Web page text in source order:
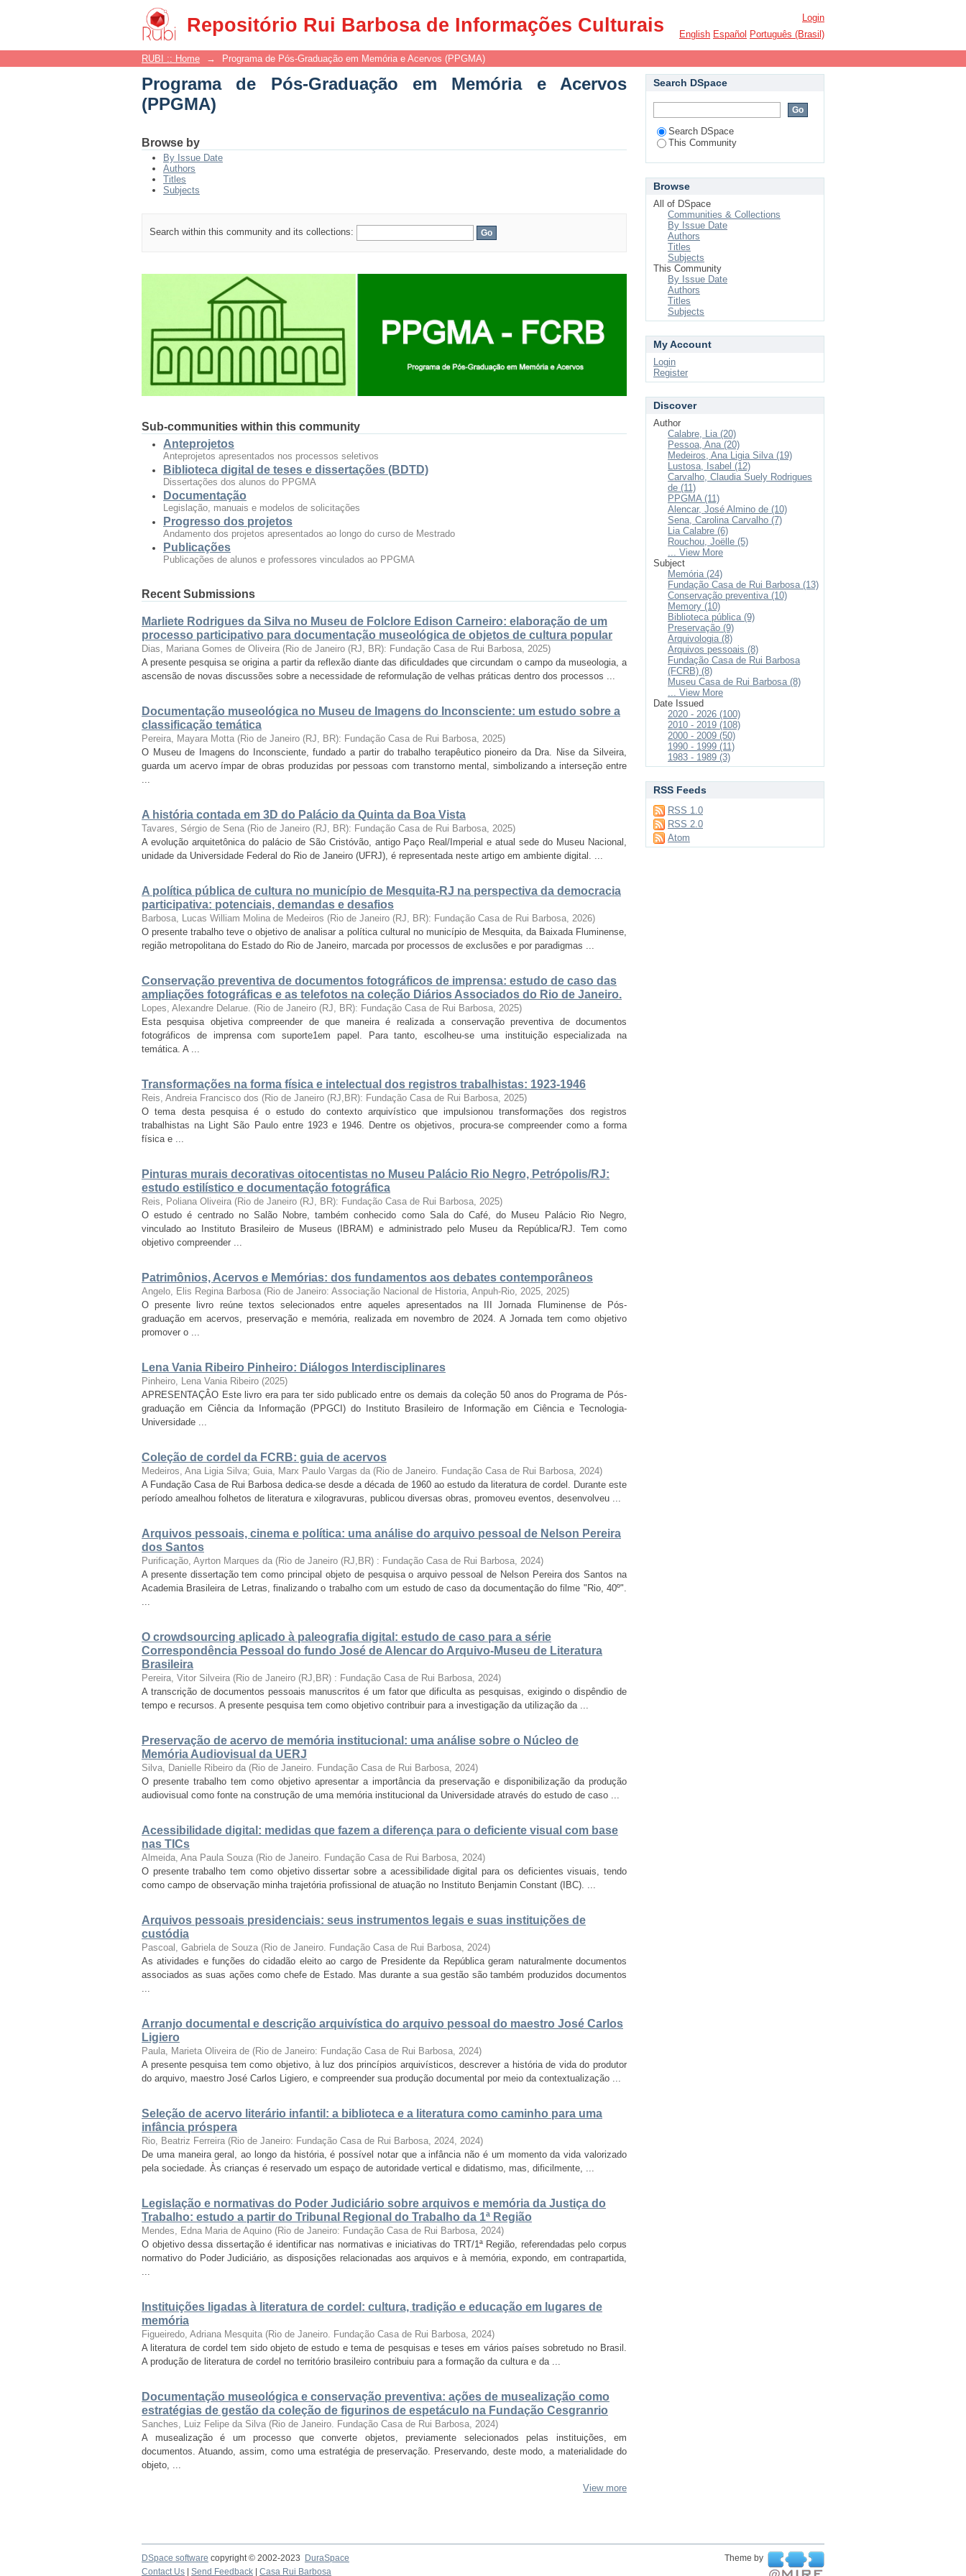
Repositório Rui Barbosa de Informações Culturais
Programa de Pós-Graduação em Memória e Acervos (PPGMA)
Login
English Español Português (Brasil)
RUBI :: Home → Programa de Pós-Graduação em Memória e Acervos (PPGMA)
Programa de Pós-Graduação em Memória e Acervos
(PPGMA)
Browse by
By Issue Date
Authors
Titles
Subjects
Search within this community and its collections:
Sub-communities within this community
Anteprojetos
Anteprojetos apresentados nos processos seletivos
Biblioteca digital de teses e dissertações (BDTD)
Dissertações dos alunos do PPGMA
Documentação
Legislação, manuais e modelos de solicitações
Progresso dos projetos
Andamento dos projetos apresentados ao longo do curso de Mestrado
Publicações
Publicações de alunos e professores vinculados ao PPGMA
Recent Submissions
Marliete Rodrigues da Silva no Museu de Folclore Edison Carneiro: elaboração de um
processo participativo para documentação museológica de objetos de cultura popular
Dias, Mariana Gomes de Oliveira (Rio de Janeiro (RJ, BR): Fundação Casa de Rui Barbosa 2025)
A presente pesquisa se origina a partir da reflexão diante das dificuldades que circundam o campo da museologia, a
ascensão de novas discussões sobre a necessidade de reformulação de velhas práticas dentro dos processos ...
Documentação museológica no Museu de Imagens do Inconsciente: um estudo sobre a
classificação temática
Pereira, Mayara Motta (Rio de Janeiro (RJ, BR): Fundação Casa de Rui Barbosa 2025)
O Museu de Imagens do Inconsciente, fundado a partir do trabalho terapêutico pioneiro da Dra. Nise da Silveira,
guarda um acervo ímpar de obras produzidas por pessoas com transtorno mental, simbolizando a interseção entre
A história contada em 3D do Palácio da Quinta da Boa Vista
Tavares, Sérgio de Sena (Rio de Janeiro (RJ, BR): Fundação Casa de Rui Barbosa 2025)
A evolução arquitetônica do palácio de São Cristóvão, antigo Paço Real/Imperial e atual sede do Museu Nacional,
unidade da Universidade Federal do Rio de Janeiro (UFRJ), é representada neste artigo em ambiente digital. ...
A política pública de cultura no município de Mesquita-RJ na perspectiva da democracia
participativa: potenciais, demandas e desafios
Barbosa, Lucas William Molina de Medeiros (Rio de Janeiro (RJ, BR): Fundação Casa de Rui Barbosa 2026)
O presente trabalho teve o objetivo de analisar a política cultural no município de Mesquita, da Baixada Fluminense,
região metropolitana do Estado do Rio de Janeiro, marcada por processos de exclusões e por paradigmas ...
Conservação preventiva de documentos fotográficos de imprensa: estudo de caso das
ampliações fotográficas e as telefotos na coleção Diários Associados do Rio de Janeiro.
Lopes, Alexandre Delarue. (Rio de Janeiro (RJ, BR): Fundação Casa de Rui Barbosa 2025)
Esta pesquisa objetiva compreender de que maneira é realizada a conservação preventiva de documentos
fotográficos de imprensa com suporte1em papel. Para tanto, escolheu-se uma instituição especializada na
temática. A ...
Transformações na forma física e intelectual dos registros trabalhistas: 1923-1946
Reis, Andreia Francisco dos (Rio de Janeiro (RJ,BR): Fundação Casa de Rui Barbosa 2025)
O tema desta pesquisa é o estudo do contexto arquivístico que impulsionou transformações dos registros
trabalhistas na Light São Paulo entre 1923 e 1946. Dentre os objetivos, procura-se compreender como a forma
física e ...
Pinturas murais decorativas oitocentistas no Museu Palácio Rio Negro, Petrópolis/RJ:
estudo estilístico e documentação fotográfica
Reis, Poliana Oliveira (Rio de Janeiro (RJ, BR): Fundação Casa de Rui Barbosa 2025)
O estudo é centrado no Salão Nobre, também conhecido como Sala do Café, do Museu Palácio Rio Negro,
vinculado ao Instituto Brasileiro de Museus (IBRAM) e administrado pelo Museu da República/RJ. Tem como
objetivo compreender ...
Patrimônios, Acervos e Memórias: dos fundamentos aos debates contemporâneos
Angelo, Elis Regina Barbosa (Rio de Janeiro: Associação Nacional de Historia, Anpuh-Rio, 2025 2025)
O presente livro reúne textos selecionados entre aqueles apresentados na III Jornada Fluminense de Pós-
graduação em acervos, preservação e memória, realizada em novembro de 2024. A Jornada tem como objetivo
promover o ...
Lena Vania Ribeiro Pinheiro: Diálogos Interdisciplinares
Pinheiro, Lena Vania Ribeiro (2025)
APRESENTAÇÂO Este livro era para ter sido publicado entre os demais da coleção 50 anos do Programa de Pós-
graduação em Ciência da Informação (PPGCI) do Instituto Brasileiro de Informação em Ciência e Tecnologia-
Universidade ...
Coleção de cordel da FCRB: guia de acervos
Medeiros, Ana Ligia Silva; Guia, Marx Paulo Vargas da (Rio de Janeiro. Fundação Casa de Rui Barbosa 2024)
A Fundação Casa de Rui Barbosa dedica-se desde a década de 1960 ao estudo da literatura de cordel. Durante este
período amealhou folhetos de literatura e xilogravuras, publicou diversas obras, promoveu eventos, desenvolveu ...
Arquivos pessoais, cinema e política: uma análise do arquivo pessoal de Nelson Pereira
dos Santos
Purificação, Ayrton Marques da (Rio de Janeiro (RJ,BR) : Fundação Casa de Rui Barbosa 2024)
A presente dissertação tem como principal objeto de pesquisa o arquivo pessoal de Nelson Pereira dos Santos na
Academia Brasileira de Letras, finalizando o trabalho com um estudo de caso da documentação do filme "Rio, 40º".
O crowdsourcing aplicado à paleografia digital: estudo de caso para a série
Correspondência Pessoal do fundo José de Alencar do Arquivo-Museu de Literatura
Brasileira
Pereira, Vitor Silveira (Rio de Janeiro (RJ,BR) : Fundação Casa de Rui Barbosa 2024)
A transcrição de documentos pessoais manuscritos é um fator que dificulta as pesquisas, exigindo o dispêndio de
tempo e recursos. A presente pesquisa tem como objetivo contribuir para a investigação da utilização da ...
Preservação de acervo de memória institucional: uma análise sobre o Núcleo de
Memória Audiovisual da UERJ
Silva, Danielle Ribeiro da (Rio de Janeiro. Fundação Casa de Rui Barbosa 2024)
O presente trabalho tem como objetivo apresentar a importância da preservação e disponibilização da produção
audiovisual como fonte na construção de uma memória institucional da Universidade através do estudo de caso ...
Acessibilidade digital: medidas que fazem a diferença para o deficiente visual com base
nas TICs
Almeida, Ana Paula Souza (Rio de Janeiro. Fundação Casa de Rui Barbosa 2024)
O presente trabalho tem como objetivo dissertar sobre a acessibilidade digital para os deficientes visuais, tendo
como campo de observação minha trajetória profissional de atuação no Instituto Benjamin Constant (IBC). ...
Arquivos pessoais presidenciais: seus instrumentos legais e suas instituições de
custódia
Pascoal, Gabriela de Souza (Rio de Janeiro. Fundação Casa de Rui Barbosa 2024)
As atividades e funções do cidadão eleito ao cargo de Presidente da República geram naturalmente documentos
associados as suas ações como chefe de Estado. Mas durante a sua gestão são também produzidos documentos
Arranjo documental e descrição arquivística do arquivo pessoal do maestro José Carlos
Ligiero
Paula, Marieta Oliveira de (Rio de Janeiro: Fundação Casa de Rui Barbosa 2024)
A presente pesquisa tem como objetivo, à luz dos princípios arquivísticos, descrever a história de vida do produtor
do arquivo, maestro José Carlos Ligiero, e compreender sua produção documental por meio da contextualização ...
Seleção de acervo literário infantil: a biblioteca e a literatura como caminho para uma
infância próspera
Rio, Beatriz Ferreira (Rio de Janeiro: Fundação Casa de Rui Barbosa, 2024 2024)
De uma maneira geral, ao longo da história, é possível notar que a infância não é um momento da vida valorizado
pela sociedade. Às crianças é reservado um espaço de autoridade vertical e didatismo, mas, dificilmente, ...
Legislação e normativas do Poder Judiciário sobre arquivos e memória da Justiça do
Trabalho: estudo a partir do Tribunal Regional do Trabalho da 1ª Região
Mendes, Edna Maria de Aquino (Rio de Janeiro: Fundação Casa de Rui Barbosa 2024)
O objetivo dessa dissertação é identificar nas normativas e iniciativas do TRT/1ª Região, referendadas pelo corpus
normativo do Poder Judiciário, as disposições relacionadas aos arquivos e à memória, expondo, em contrapartida,
Instituições ligadas à literatura de cordel: cultura, tradição e educação em lugares de
memória
Figueiredo, Adriana Mesquita (Rio de Janeiro. Fundação Casa de Rui Barbosa 2024)
A literatura de cordel tem sido objeto de estudo e tema de pesquisas e teses em vários países sobretudo no Brasil.
A produção de literatura de cordel no território brasileiro contribuiu para a formação da cultura e da ...
Documentação museológica e conservação preventiva: ações de musealização como
estratégias de gestão da coleção de figurinos de espetáculo na Fundação Cesgranrio
Sanches, Luiz Felipe da Silva (Rio de Janeiro. Fundação Casa de Rui Barbosa 2024)
A musealização é um processo que converte objetos, previamente selecionados pelas instituições, em
documentos. Atuando, assim, como uma estratégia de preservação. Preservando, deste modo, a materialidade do
objeto, ...
View more
Search DSpace
Search DSpace
This Community
Browse
All of DSpace
Communities & Collections
By Issue Date
Authors
Titles
Subjects
This Community
By Issue Date
Authors
Titles
Subjects
My Account
Login
Register
Discover
Author
Calabre, Lia (20)
Pessoa, Ana (20)
Medeiros, Ana Ligia Silva (19)
Lustosa, Isabel (12)
Carvalho, Claudia Suely Rodrigues
de (11)
PPGMA (11)
Alencar, José Almino de (10)
Sena, Carolina Carvalho (7)
Lia Calabre (6)
Rouchou, Joëlle (5)
... View More
Subject
Memória (24)
Fundação Casa de Rui Barbosa (13)
Conservação preventiva (10)
Memory (10)
Biblioteca pública (9)
Preservação (9)
Arquivologia (8)
Arquivos pessoais (8)
Fundação Casa de Rui Barbosa
(FCRB) (8)
Museu Casa de Rui Barbosa (8)
... View More
Date Issued
2020 - 2026 (100)
2010 - 2019 (108)
2000 - 2009 (50)
1990 - 1999 (11)
1983 - 1989 (3)
RSS Feeds
RSS 1.0
RSS 2.0
Atom
DSpace software copyright © 2002-2023 DuraSpace
Theme by
Contact Us
Send Feedback Casa Rui Barbosa